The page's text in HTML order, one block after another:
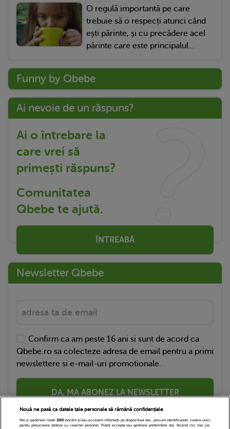
O regulă importantă pe care
trebuie să o respecți atunci când
ești părinte, și cu precădere acel
părinte care este principalul...
Funny by Qbebe
Ai nevoie de un răspuns?
Ai o întrebare la
care vrei să
primești răspuns?
Comunitatea
Qbebe te ajută.
ÎNTREABĂ
Newsletter Qbebe
Confirm ca am peste 16 ani si sunt de acord ca
Qbebe.ro sa colecteze adresa de email pentru a primi
newslettere si e-mail-uri promotionale.
DA, MA ABONEZ LA NEWSLETTER
Nouă ne pasă ca datele tale personale să rămână confidențiale
Noi și partenerii noștri 1019stocăm și/sau accesăm informații pe dispozitivul dvs., precum identificatorii cookie unici
pentru prelucrarea datelor cu caracter personal. Puteți accepta sau gestiona preferințele dvs. făcând clic mai jos,